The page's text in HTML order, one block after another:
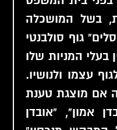
בשל המושכלה
גוף סולבנטי
בעלי המניות שלו
עצמו ולנושיו.
אם מוצגת טענת
אמון", "אובדן